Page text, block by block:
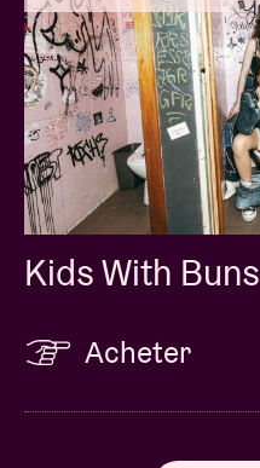
Kids With Buns
Acheter